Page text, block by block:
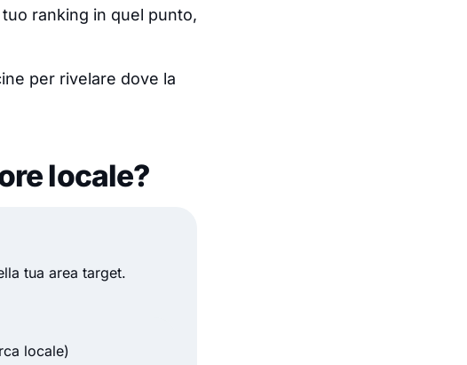
ranking in quel punto,
per rivelare dove la
locale?
tua area target.
locale)